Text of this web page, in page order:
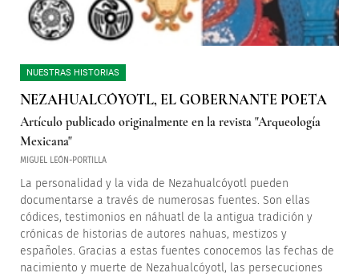
NUESTRAS HISTORIAS
NEZAHUALCÓYOTL, EL GOBERNANTE POETA
Artículo publicado originalmente en la revista "Arqueología
Mexicana"
MIGUEL LEÓN-PORTILLA
La personalidad y la vida de Nezahualcóyotl pueden
documentarse a través de numerosas fuentes. Son ellas
códices, testimonios en náhuatl de la antigua tradición y
crónicas de historias de autores nahuas, mestizos y
españoles. Gracias a estas fuentes conocemos las fechas de
nacimiento y muerte de Nezahualcóyotl, las persecuciones